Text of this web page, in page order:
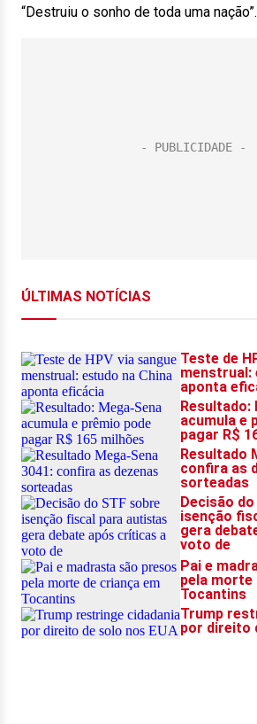
“Destruiu o sonho de toda uma nação”.